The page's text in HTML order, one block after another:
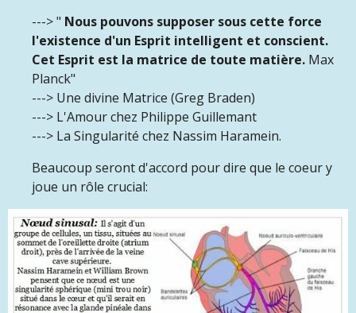
---> " Nous pouvons supposer sous cette force
l'existence d'un Esprit intelligent et conscient.
Cet Esprit est la matrice de toute matière. Max
Planck"
---> Une divine Matrice (Greg Braden)
---> L'Amour chez Philippe Guillemant
---> La Singularité chez Nassim Haramein.
Beaucoup seront d'accord pour dire que le coeur y
joue un rôle crucial: